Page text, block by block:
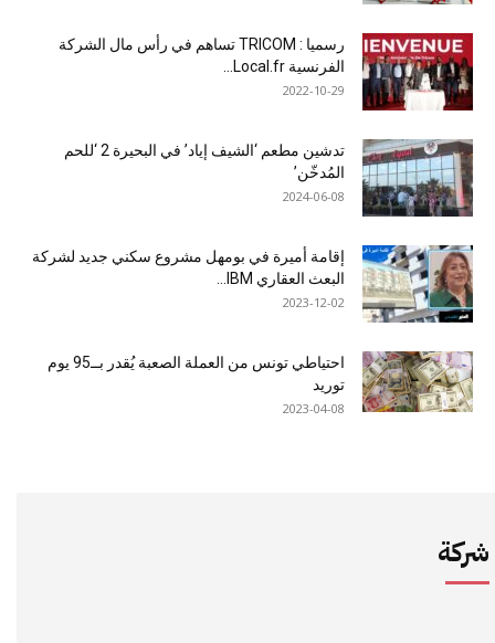
رسميا : TRICOM تساهم في رأس مال الشركة
الفرنسية Local.fr...
2022-10-29
تدشين مطعم ‘الشيف إياد’ في البحيرة 2 ‘للحم
المُدخّن’
2024-06-08
إقامة أميرة في بومهل مشروع سكني جديد لشركة
البعث العقاري IBM...
2023-12-02
احتياطي تونس من العملة الصعبة يُقدر بــ95 يوم
توريد
2023-04-08
شركة